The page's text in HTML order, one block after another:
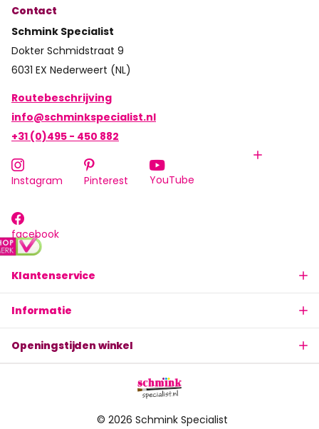
Klantenservice
Informatie
Openingstijden winkel
Contact
Schmink Specialist
Dokter Schmidstraat 9
6031 EX Nederweert (NL)
Routebeschrijving
info@schminkspecialist.nl
+31 (0)495 - 450 882
Instagram Pinterest YouTube
facebook
© 2026 Schmink Specialist